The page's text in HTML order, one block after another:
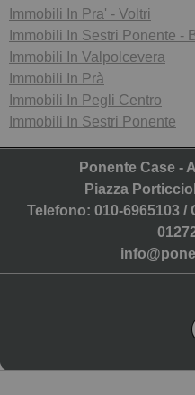
Immobili In Pra' - Voltri
Immobili In Sestri Ponente -
Immobili In Valpolcevera
Immobili In Prà
Immobili In Pegli Centro
Immobili In Sestri Ponente
Ponente Case -
Piazza
Telefono: 010-6965103 /